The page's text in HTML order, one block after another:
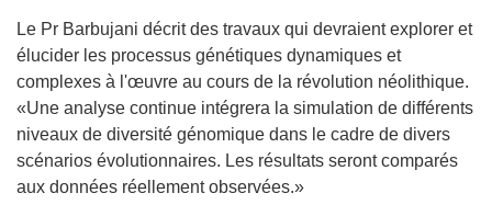
Le Pr Barbujani décrit des travaux qui devraient explorer et
élucider les processus génétiques dynamiques et
complexes à l'œuvre au cours de la révolution néolithique.
«Une analyse continue intégrera la simulation de différents
niveaux de diversité génomique dans le cadre de divers
scénarios évolutionnaires. Les résultats seront comparés
aux données réellement observées.»